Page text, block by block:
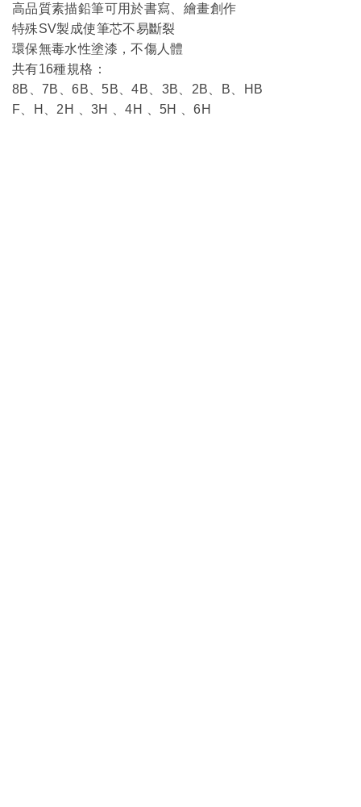
高品質素描鉛筆可用於書寫、繪畫創作
特殊SV製成使筆芯不易斷裂
環保無毒水性塗漆，不傷人體
共有16種規格：
8B、7B、6B、5B、4B、3B、2B、B、HB
F、H、2H 、3H 、4H 、5H 、6H